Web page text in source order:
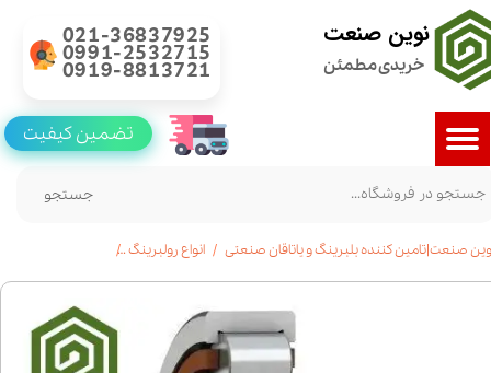
نوین صنعت
خریدی مطمئن
021-36837925
0991-2532715
0919-8813721
جستجو
تضمین کیفیت
صنعت|تامین کننده بلبرینگ و یاتاقان صنعتی انواع رولبرینگ